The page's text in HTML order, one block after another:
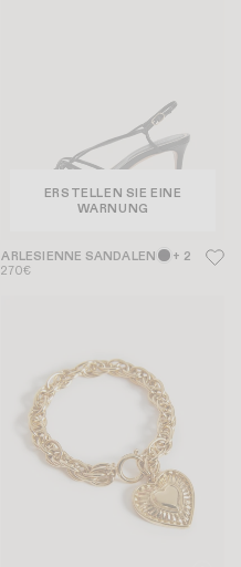
ERSTELLEN SIE EINE
WARNUNG
ARLESIENNE SANDALEN + 2
270€